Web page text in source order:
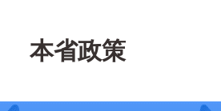
本省政策